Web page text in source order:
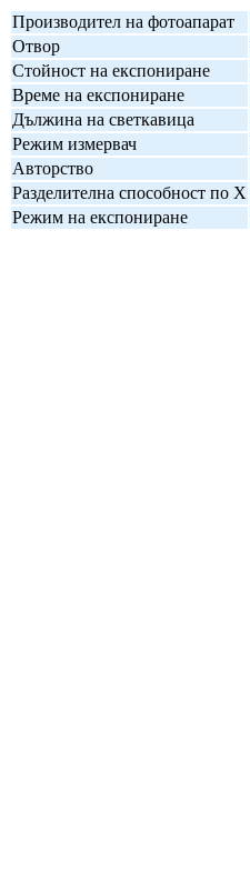
Производител на фотоапарат
Отвор
Стойност на експониране
Време на експониране
Дължина на светкавица
Режим измервач
Авторство
Разделителна способност по X
Режим на експониране